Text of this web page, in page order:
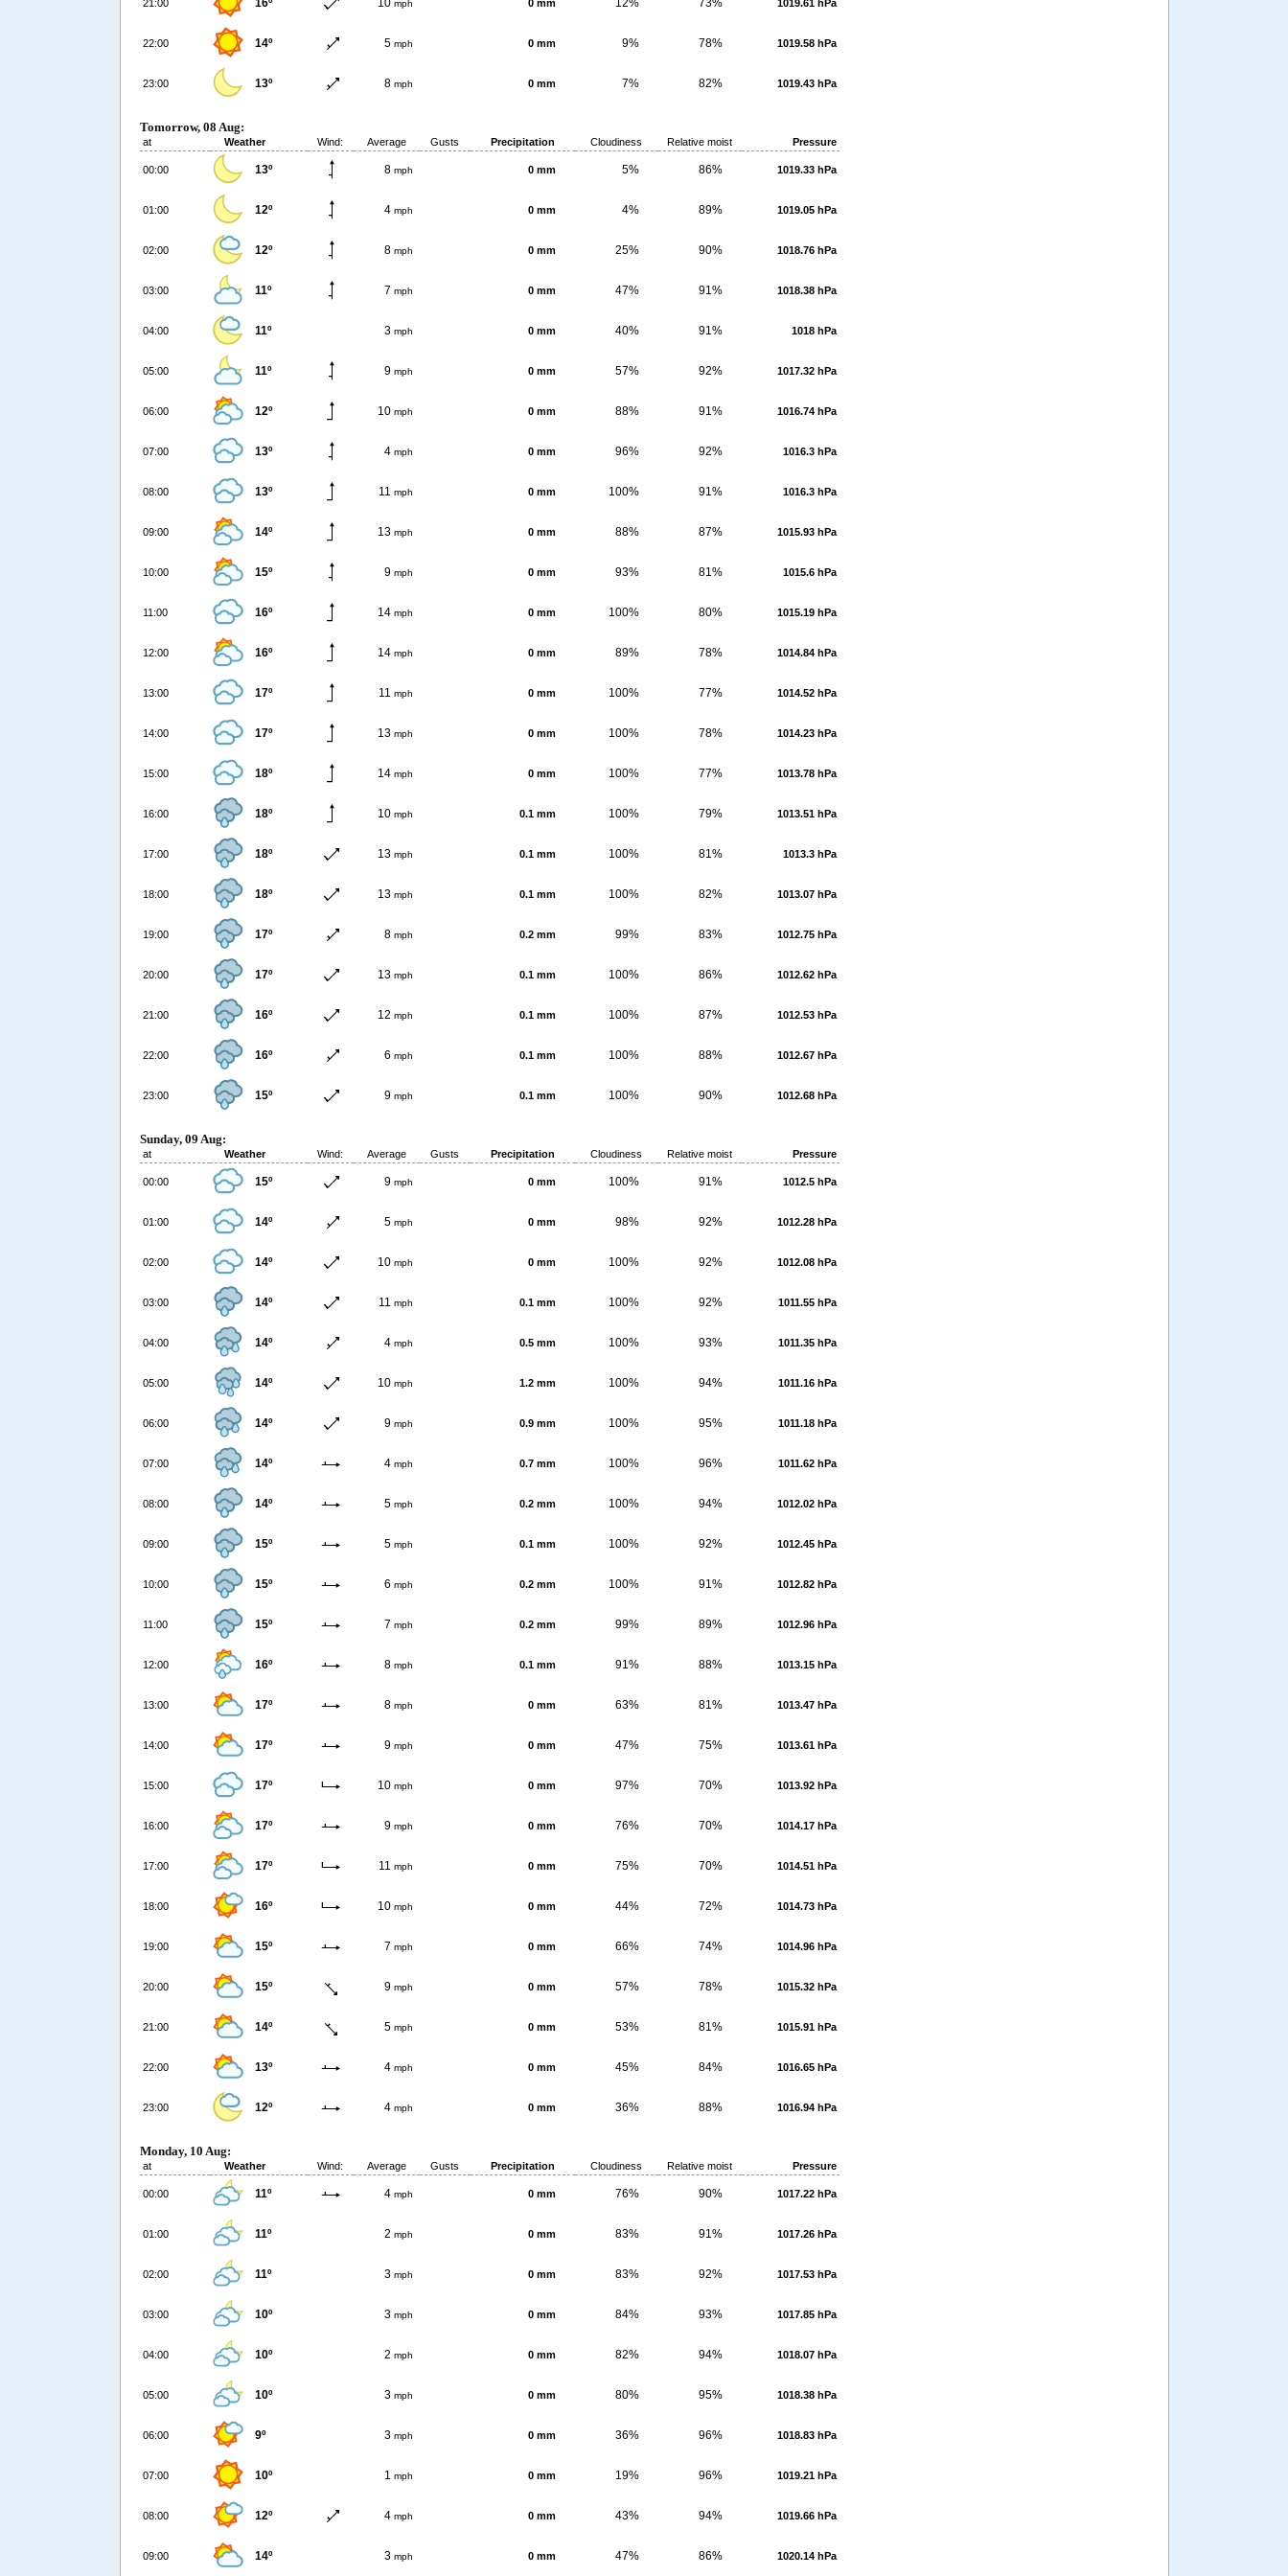
21:00 mph 0 mm 1019.61 hPa
22:00 14º 5 mph 0 mm 9% 78% 1019.58 hPa
23:00 13º 8 mph 0 mm 7% 82% 1019.43 hPa
Tomorrow, 08 Aug:
at Weather Wind: Average Gusts Precipitation Cloudiness Relative moist Pressure
00:00 13º 8 mph 0 mm 5% 86% 1019.33 hPa
01:00 12º 4 mph 0 mm 4% 89% 1019.05 hPa
02:00 12º 8 mph 0 mm 25% 90% 1018.76 hPa
03:00 11º 7 mph 0 mm 47% 91% 1018.38 hPa
04:00 11º 3 mph 0 mm 40% 91% 1018 hPa
05:00 11º 9 mph 0 mm 57% 92% 1017.32 hPa
06:00 12º 10 mph 0 mm 88% 91% 1016.74 hPa
07:00 13º 4 mph 0 mm 96% 92% 1016.3 hPa
08:00 13º 11 mph 0 mm 100% 91% 1016.3 hPa
09:00 14º 13 mph 0 mm 88% 87% 1015.93 hPa
10:00 15º 9 mph 0 mm 93% 81% 1015.6 hPa
11:00 16º 14 mph 0 mm 100% 80% 1015.19 hPa
12:00 16º 14 mph 0 mm 89% 78% 1014.84 hPa
13:00 17º 11 mph 0 mm 100% 77% 1014.52 hPa
14:00 17º 13 mph 0 mm 100% 78% 1014.23 hPa
15:00 18º 14 mph 0 mm 100% 77% 1013.78 hPa
16:00 18º 10 mph 0.1 mm 100% 79% 1013.51 hPa
17:00 18º 13 mph 0.1 mm 100% 81% 1013.3 hPa
18:00 18º 13 mph 0.1 mm 100% 82% 1013.07 hPa
19:00 17º 8 mph 0.2 mm 99% 83% 1012.75 hPa
20:00 17º 13 mph 0.1 mm 100% 86% 1012.62 hPa
21:00 16º 12 mph 0.1 mm 100% 87% 1012.53 hPa
22:00 16º 6 mph 0.1 mm 100% 88% 1012.67 hPa
23:00 15º 9 mph 0.1 mm 100% 90% 1012.68 hPa
Sunday, 09 Aug:
at Weather Wind: Average Gusts Precipitation Cloudiness Relative moist Pressure
00:00 15º 9 mph 0 mm 100% 91% 1012.5 hPa
01:00 14º 5 mph 0 mm 98% 92% 1012.28 hPa
02:00 14º 10 mph 0 mm 100% 92% 1012.08 hPa
03:00 14º 11 mph 0.1 mm 100% 92% 1011.55 hPa
04:00 14º 4 mph 0.5 mm 100% 93% 1011.35 hPa
05:00 14º 10 mph 1.2 mm 100% 94% 1011.16 hPa
06:00 14º 9 mph 0.9 mm 100% 95% 1011.18 hPa
07:00 14º 4 mph 0.7 mm 100% 96% 1011.62 hPa
08:00 14º 5 mph 0.2 mm 100% 94% 1012.02 hPa
09:00 15º 5 mph 0.1 mm 100% 92% 1012.45 hPa
10:00 15º 6 mph 0.2 mm 100% 91% 1012.82 hPa
11:00 15º 7 mph 0.2 mm 99% 89% 1012.96 hPa
12:00 16º 8 mph 0.1 mm 91% 88% 1013.15 hPa
13:00 17º 8 mph 0 mm 63% 81% 1013.47 hPa
14:00 17º 9 mph 0 mm 47% 75% 1013.61 hPa
15:00 17º 10 mph 0 mm 97% 70% 1013.92 hPa
16:00 17º 9 mph 0 mm 76% 70% 1014.17 hPa
17:00 17º 11 mph 0 mm 75% 70% 1014.51 hPa
18:00 16º 10 mph 0 mm 44% 72% 1014.73 hPa
19:00 15º 7 mph 0 mm 66% 74% 1014.96 hPa
20:00 15º 9 mph 0 mm 57% 78% 1015.32 hPa
21:00 14º 5 mph 0 mm 53% 81% 1015.91 hPa
22:00 13º 4 mph 0 mm 45% 84% 1016.65 hPa
23:00 12º 4 mph 0 mm 36% 88% 1016.94 hPa
Monday, 10 Aug:
at Weather Wind: Average Gusts Precipitation Cloudiness Relative moist Pressure
00:00 11º 4 mph 0 mm 76% 90% 1017.22 hPa
01:00 11º 2 mph 0 mm 83% 91% 1017.26 hPa
02:00 11º 3 mph 0 mm 83% 92% 1017.53 hPa
03:00 10º 3 mph 0 mm 84% 93% 1017.85 hPa
04:00 10º 2 mph 0 mm 82% 94% 1018.07 hPa
05:00 10º 3 mph 0 mm 80% 95% 1018.38 hPa
06:00 9º 3 mph 0 mm 36% 96% 1018.83 hPa
07:00 10º 1 mph 0 mm 19% 96% 1019.21 hPa
08:00 12º 4 mph 0 mm 43% 94% 1019.66 hPa
09:00 14º 3 mph 0 mm 47% 86% 1020.14 hPa